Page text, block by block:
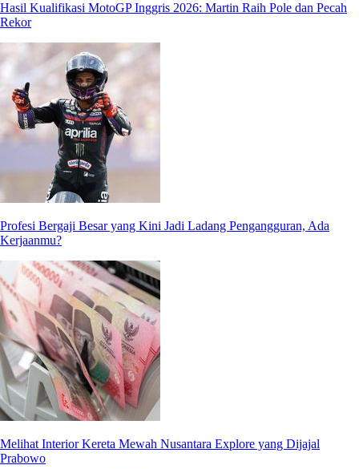
Hasil Kualifikasi MotoGP Inggris 2026: Martin Raih Pole dan Pecah
Rekor
Profesi Bergaji Besar yang Kini Jadi Ladang Pengangguran, Ada
Kerjaanmu?
Melihat Interior Kereta Mewah Nusantara Explore yang Dijajal
Prabowo